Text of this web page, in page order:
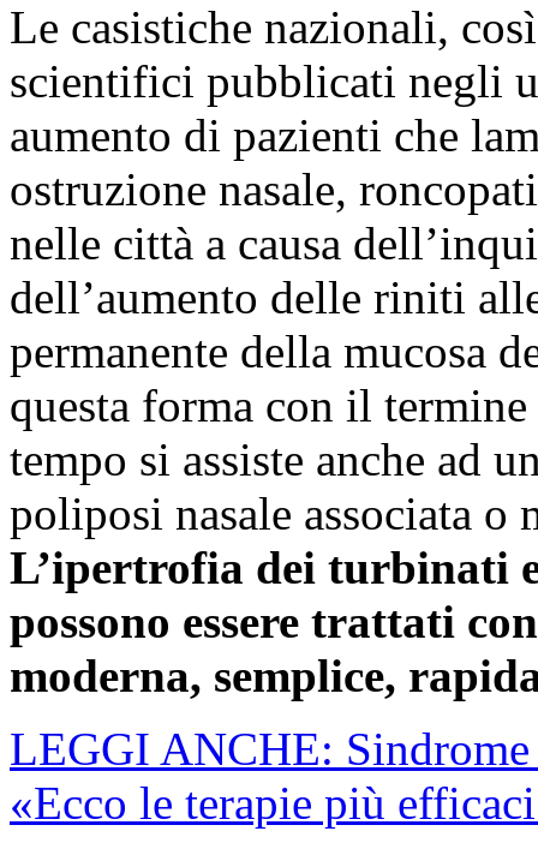
Le casistiche nazionali,
scientifici pubblicati negli
aumento di pazienti che
ostruzione nasale,
nelle città a causa
dell’aumento delle riniti
permanente della mucosa
questa forma con il
tempo si assiste anche ad
poliposi nasale associata
L’ipertrofia dei turbinati
possono essere trattati
moderna, semplice,
LEGGI ANCHE:
«Ecco le terapie più